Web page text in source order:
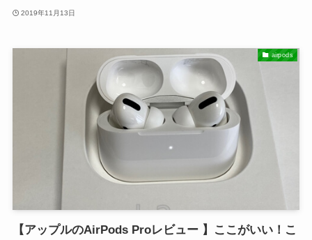
2019年11月13日
airpods
【アップルのAirPods Proレビュー 】ここがいい！こ